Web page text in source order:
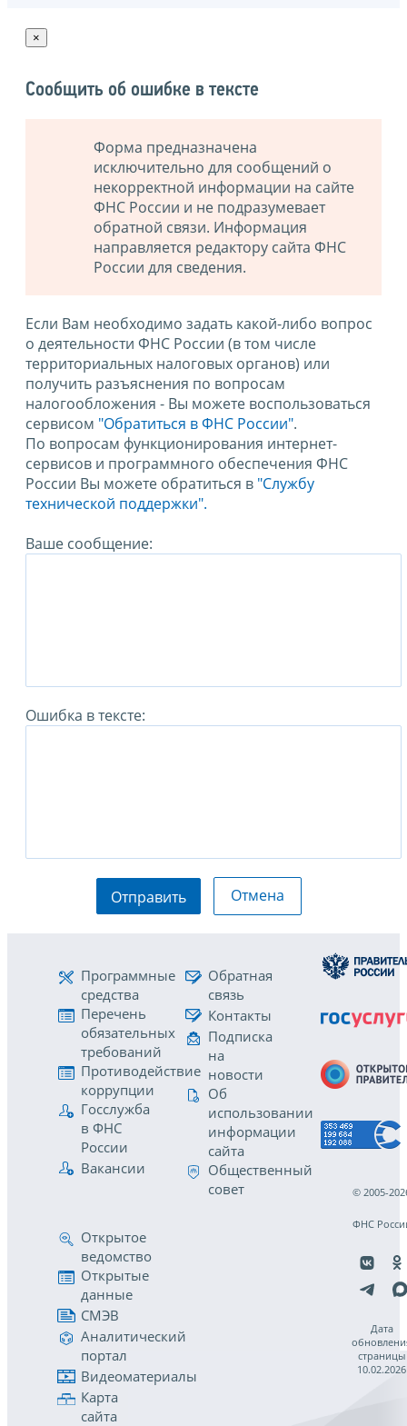
×
Сообщить об ошибке в тексте
Форма предназначена
исключительно для сообщений о
некорректной информации на сайте
ФНС России и не подразумевает
обратной связи. Информация
направляется редактору сайта ФНС
России для сведения.
Если Вам необходимо задать какой-либо вопрос
о деятельности ФНС России (в том числе
территориальных налоговых органов) или
получить разъяснения по вопросам
налогообложения - Вы можете воспользоваться
сервисом "Обратиться в ФНС России".
По вопросам функционирования интернет-
сервисов и программного обеспечения ФНС
России Вы можете обратиться в "Службу
технической поддержки".
Ваше сообщение:
Ошибка в тексте:
Отправить Отмена
Программные
средства
Перечень
обязательных
требований
Противодействие
коррупции
Госслужба
в ФНС
России
Вакансии
Обратная
связь
Контакты
Подписка
на
новости
Об
использовании
информации
сайта
Общественный
совет
Открытое
ведомство
Открытые
данные
СМЭВ
Аналитический
портал
Видеоматериалы
Карта
сайта
© 2005-
ФНС
Дата
страницы
10.02.2026